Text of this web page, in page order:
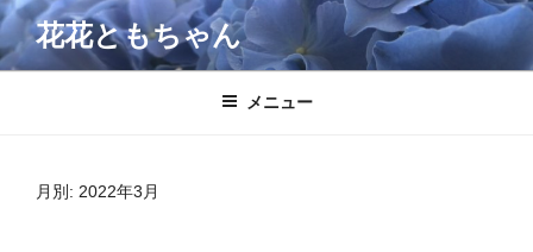
コ
ン
テ
花花ともちゃん
メニュー
月別: 2022年3月